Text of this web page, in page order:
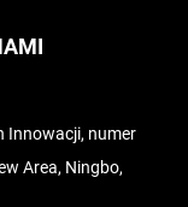
Innowacji, numer
Area, Ningbo,